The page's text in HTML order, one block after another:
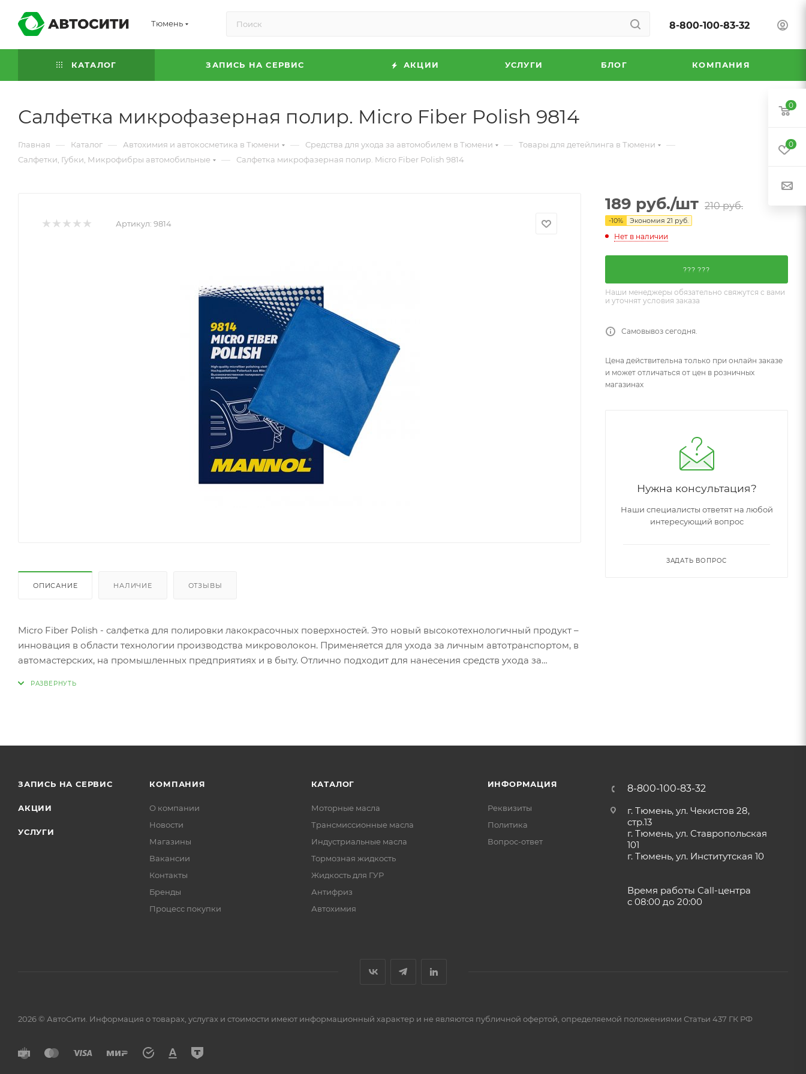
Тюмень 8-800-100-83-32
КАТАЛОГ ЗАПИСЬ НА СЕРВИС АКЦИИ УСЛУГИ БЛОГ КОМПАНИЯ
Салфетка микрофазерная полир. Micro Fiber Polish 9814
Главная — Каталог — Автохимия и автокосметика в Тюмени — Средства для ухода за автомобилем в Тюмени — Товары для детейлинга в Тюмени —
Салфетки, Губки, Микрофибры автомобильные — Салфетка микрофазерная полир. Micro Fiber Polish 9814
Артикул: 9814
ОПИСАНИЕ НАЛИЧИЕ ОТЗЫВЫ
Micro Fiber Polish - салфетка для полировки лакокрасочных поверхностей. Это новый высокотехнологичный продукт –
инновация в области технологии производства микроволокон. Применяется для ухода за личным автотранспортом, в
автомастерских, на промышленных предприятиях и в быту. Отлично подходит для нанесения средств ухода за
- Высокая прочность, долговечность, устойчивость к воздействию чистящих средств.
Применение: Перед первым употреблением промыть в теплой воде. После использования салфетку промыть теплой
водой с мылом, затем тщательно прополоскать.
189 руб./шт 210руб.
-10% Экономия 21 руб.
Нет в наличии
??? ???
Наши менеджеры обязательно свяжутся с вами
и уточнят условия заказа
Самовывоз сегодня.
Цена действительна только при онлайн заказе
и может отличаться от цен в розничных
магазинах
Нужна консультация?
Наши специалисты ответят на любой
интересующий вопрос
ЗАДАТЬ ВОПРОС
ЗАПИСЬ НА СЕРВИС
АКЦИИ
УСЛУГИ
КОМПАНИЯ
О компании
Новости
Магазины
Вакансии
Контакты
Бренды
Процесс покупки
КАТАЛОГ
Моторные масла
Трансмиссионные масла
Индустриальные масла
Тормозная жидкость
Жидкость для ГУР
Антифриз
Автохимия
ИНФОРМАЦИЯ
Реквизиты
Политика
Вопрос-ответ
8-800-100-83-32
г. Тюмень, ул. Чекистов 28,
стр.13
г. Тюмень, ул. Ставропольская
101
г. Тюмень, ул. Институтская 10
Время работы Call-центра
с 08:00 до 20:00
2026 © АвтоСити. Информация о товарах, услугах и стоимости имеют информационный характер и не являются публичной офертой, определяемой положениями Статьи 437 ГК РФ
0
0